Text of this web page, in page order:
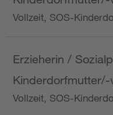
Vollzeit, SOS-
Erzieherin /
Kinderdorfmutter/-
Vollzeit, SOS-